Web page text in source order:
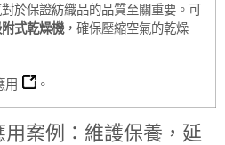
於保證紡織品的品質至關重要。可
附式乾燥機 ，確保壓縮空氣的乾燥
用 。
案例：維護保養，延